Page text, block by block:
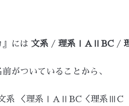
』には 文系 / 理系ⅠAⅡBC /
がついていることから、
系 ＜理系ⅠAⅡBC＜理系ⅢC